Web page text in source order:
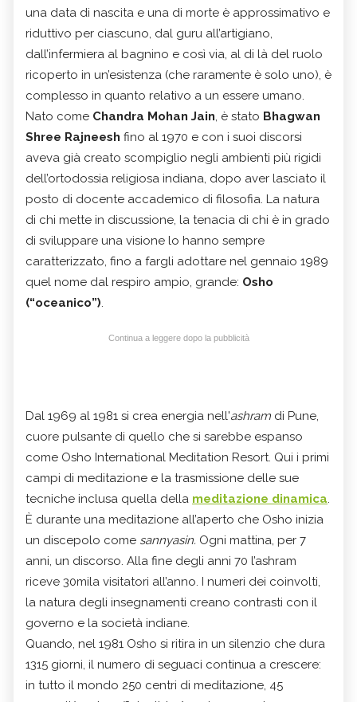
una data di nascita e una di morte è approssimativo e
riduttivo per ciascuno, dal guru all’artigiano,
dall’infermiera al bagnino e così via, al di là del ruolo
ricoperto in un’esistenza (che raramente è solo uno), è
complesso in quanto relativo a un essere umano.
Nato come Chandra Mohan Jain, è stato Bhagwan
Shree Rajneesh fino al 1970 e con i suoi discorsi
aveva già creato scompiglio negli ambienti più rigidi
dell’ortodossia religiosa indiana, dopo aver lasciato il
posto di docente accademico di filosofia. La natura
di chi mette in discussione, la tenacia di chi è in grado
di sviluppare una visione lo hanno sempre
caratterizzato, fino a fargli adottare nel gennaio 1989
quel nome dal respiro ampio, grande: Osho
(“oceanico”).
Continua a leggere dopo la pubblicità
Dal 1969 al 1981 si crea energia nell'ashram di Pune,
cuore pulsante di quello che si sarebbe espanso
come Osho International Meditation Resort. Qui i primi
campi di meditazione e la trasmissione delle sue
tecniche inclusa quella della meditazione dinamica.
È durante una meditazione all’aperto che Osho inizia
un discepolo come sannyasin. Ogni mattina, per 7
anni, un discorso. Alla fine degli anni 70 l’ashram
riceve 30mila visitatori all’anno. I numeri dei coinvolti,
la natura degli insegnamenti creano contrasti con il
governo e la società indiane.
Quando, nel 1981 Osho si ritira in un silenzio che dura
1315 giorni, il numero di seguaci continua a crescere:
in tutto il mondo 250 centri di meditazione, 45